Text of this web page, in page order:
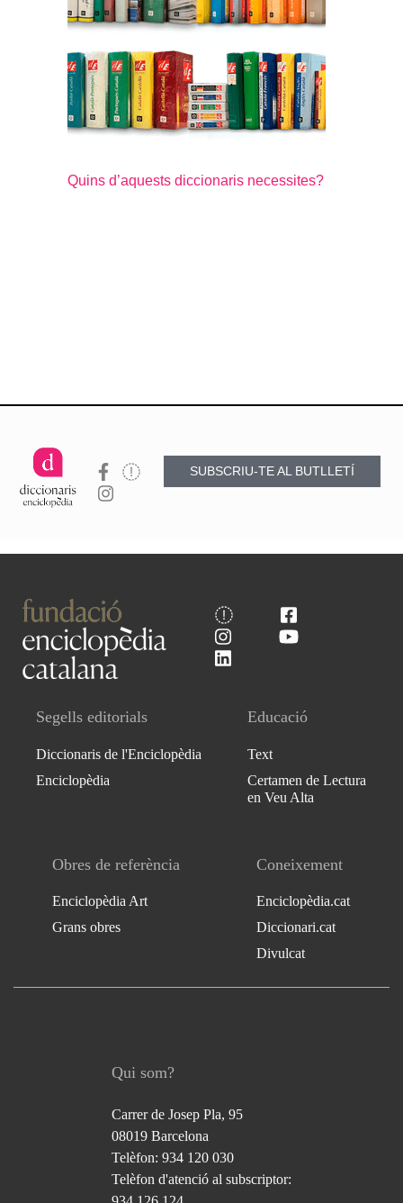
Quins d’aquests diccionaris necessites?
SUBSCRIU-TE AL BUTLLETÍ
Segells editorials
Diccionaris de l'Enciclopèdia
Enciclopèdia
Educació
Text
Certamen de Lectura
en Veu Alta
Obres de referència
Enciclopèdia Art
Grans obres
Coneixement
Enciclopèdia.cat
Diccionari.cat
Divulcat
Qui som?
Carrer de Josep Pla, 95
08019 Barcelona
Telèfon: 934 120 030
Telèfon d'atenció al subscriptor: